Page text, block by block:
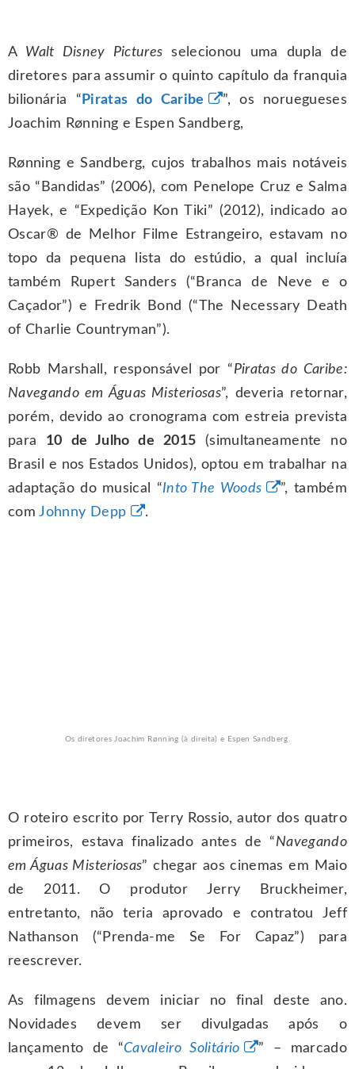
A Walt Disney Pictures selecionou uma dupla de
diretores para assumir o quinto capítulo da franquia
bilionária “ Piratas do Caribe
”, os noruegueses
Joachim Rønning e Espen Sandberg,
Rønning e Sandberg, cujos trabalhos mais notáveis
são “Bandidas” (2006), com Penelope Cruz e Salma
Hayek, e “Expedição Kon Tiki” (2012), indicado ao
Oscar® de Melhor Filme Estrangeiro, estavam no
topo da pequena lista do estúdio, a qual incluía
também Rupert Sanders (“Branca de Neve e o
Caçador”) e Fredrik Bond (“The Necessary Death
of Charlie Countryman”).
Robb Marshall, responsável por “Piratas do Caribe:
Navegando em Águas Misteriosas”, deveria retornar,
porém, devido ao cronograma com estreia prevista
para 10 de Julho de 2015 (simultaneamente no
Brasil e nos Estados Unidos), optou em trabalhar na
adaptação do musical “Into The Woods
”, também
comJohnny Depp .
Os diretores Joachim Rønning (à direita) e Espen Sandberg.
O roteiro escrito por Terry Rossio, autor dos quatro
primeiros, estava finalizado antes de “Navegando
em Águas Misteriosas” chegar aos cinemas em Maio
de 2011. O produtor Jerry Bruckheimer,
entretanto, não teria aprovado e contratou Jeff
Nathanson (“Prenda-me Se For Capaz”) para
reescrever.
As filmagens devem iniciar no final deste ano.
Novidades devem ser divulgadas após o
lançamento de “Cavaleiro Solitário
” – marcado